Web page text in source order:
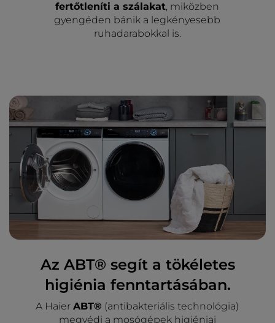
fertőtleníti a szálakat, miközben
gyengéden bánik a legkényesebb
ruhadarabokkal is.
Az ABT® segít a tökéletes
higiénia fenntartásában.
A HaierABT® (antibakteriális technológia)
megvédi a mosógépek higiéniai